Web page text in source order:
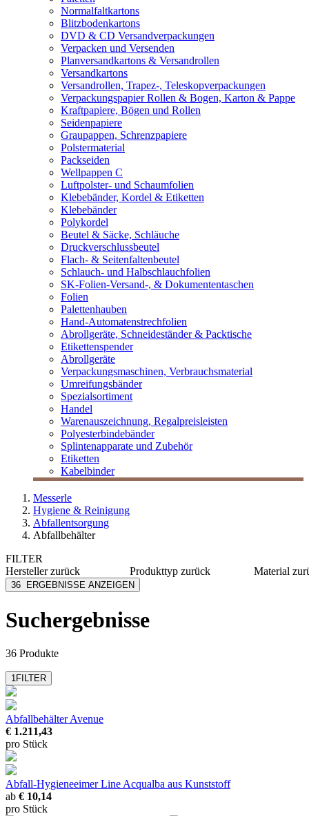
Normalfaltkartons
Blitzbodenkartons
DVD & CD Versandverpackungen
Verpacken und Versenden
Planversandkartons & Versandrollen
Versandkartons
Versandrollen, Trapez-, Teleskopverpackungen
Verpackungspapier Rollen & Bogen, Karton & Pappe
Kraftpapiere, Bögen und Rollen
Seidenpapiere
Graupappen, Schrenzpapiere
Polstermaterial
Packseiden
Wellpappen C
Luftpolster- und Schaumfolien
Klebebänder, Kordel & Etiketten
Klebebänder
Polykordel
Beutel & Säcke, Schläuche
Druckverschlussbeutel
Flach- & Seitenfaltenbeutel
Schlauch- und Halbschlauchfolien
SK-Folien-Versand-, & Dokumententaschen
Folien
Palettenhauben
Hand-Automatenstrechfolien
Abrollgeräte, Schneideständer & Packtische
Etikettenspender
Abrollgeräte
Verpackungsmaschinen, Verbrauchsmaterial
Umreifungsbänder
Spezialsortiment
Handel
Warenauszeichnung, Regalpreisleisten
Polyesterbindebänder
Splintenapparate und Zubehör
Etiketten
Kabelbinder
Messerle
Hygiene & Reinigung
Abfallentsorgung
Abfallbehälter
FILTER
Herstellerzurück
[e] one
Durable
Fripa
mehr anzeigen
Produkttyp zurück
Mobiler Ständer
Material
36 ERGEBNISSE ANZEIGEN
Suchergebnisse
36 Produkte
1FILTER
Abfallbehälter Avenue
€ 1.211,43
pro Stück
Abfall-Hygieneeimer Line Acqualba aus Kunststoff
ab € 10,14
pro Stück